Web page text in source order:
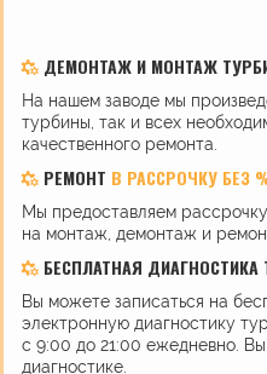
ДЕМОНТАЖ И МОНТАЖ
На нашем заводе мы
турбины, так и всех
качественного ремонта.
РЕМОНТ В РАССРОЧКУ БЕЗ
Мы предоставляем
на монтаж, демонтаж и
БЕСПЛАТНАЯ
Вы можете записаться на
электронную диагностику
с 9:00 до 21:00 ежедневно.
диагностике.